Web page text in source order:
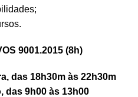
9001.2015 (8h)
das 18h30m às 22h30m
das 9h00 às 13h00